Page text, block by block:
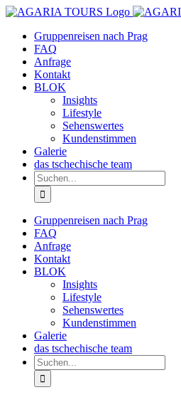
Zum
springenGruppenreisen nach Prag
FAQ
Anfrage
Kontakt
BLOK
Insights
Lifestyle
Sehenswertes
Kundenstimmen
Galerie
das tschechische team
Suche
nach:
Gruppenreisen nach Prag
FAQ
Anfrage
Kontakt
BLOK
Insights
Lifestyle
Sehenswertes
Kundenstimmen
Galerie
das tschechische team
Suche
nach: